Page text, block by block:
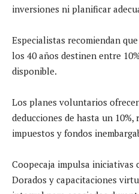
inversiones ni planificar
Especialistas recomiendan
los 40 años destinen entre
disponible.
Los planes voluntarios
deducciones de hasta un
impuestos y fondos
Coopecaja impulsa iniciativas
Dorados y capacitaciones